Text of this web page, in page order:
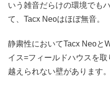
いう雑音だらけの環境でも
て、Tacx Neoはほぼ無音。
静粛性においてTacx Neoと
イス=フィールドハウスを
越えられない壁があります。